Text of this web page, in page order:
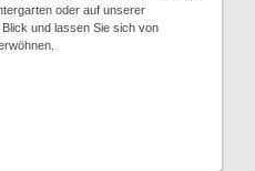
oder auf unserer
und lassen Sie sich von